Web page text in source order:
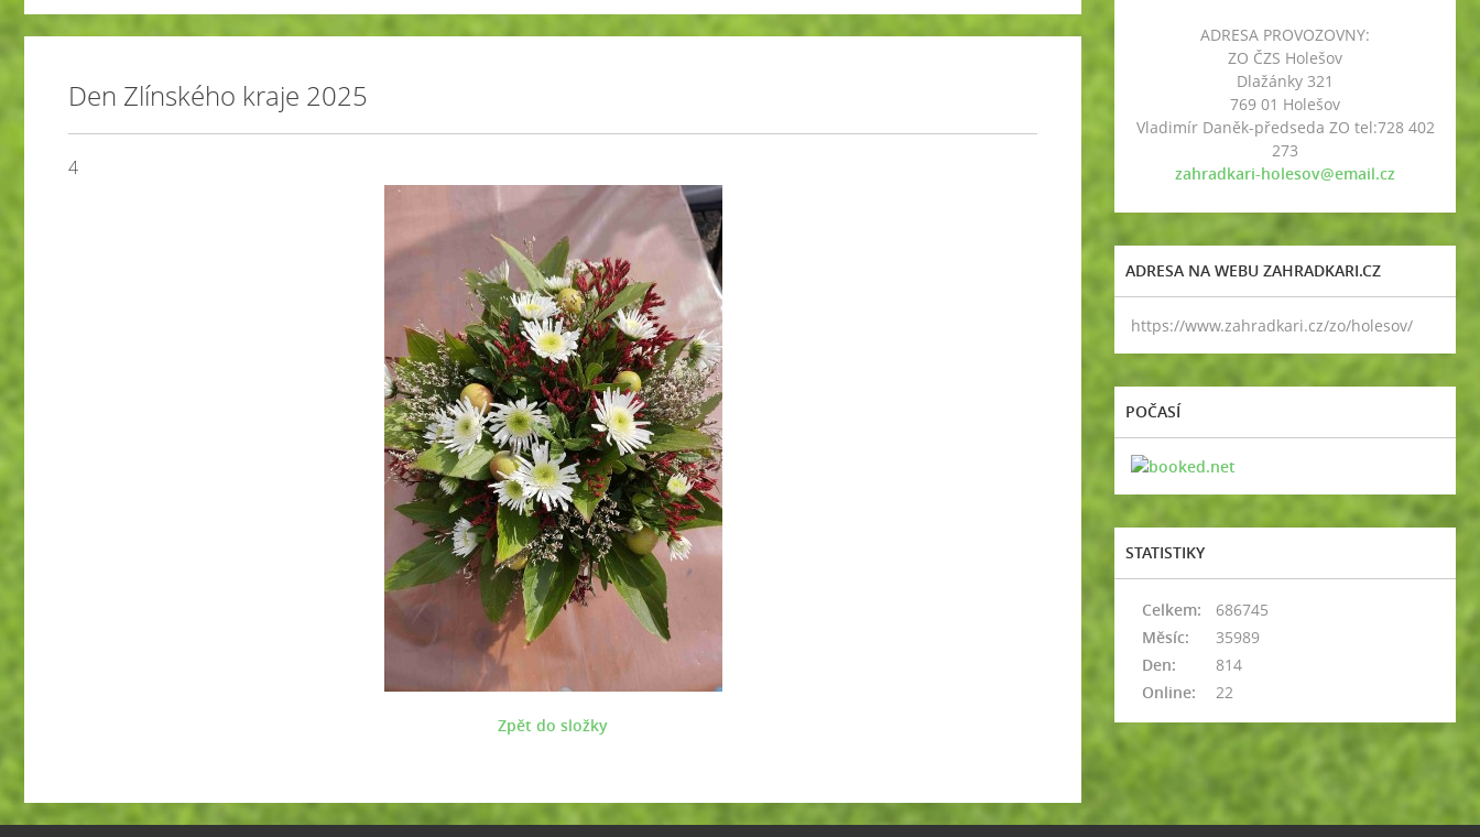
Den Zlínského kraje 2025
4
Zpět do složky
ADRESA PROVOZOVNY:
ZO ČZS Holešov
Dlažánky 321
769 01 Holešov
Vladimír Daněk-předseda ZO tel:728 402
273
zahradkari-holesov@email.cz
ADRESA NA WEBU ZAHRADKARI.CZ
https://www.zahradkari.cz/zo/holesov/
POČASÍ
STATISTIKY
Online: 22
Celkem:
686745
Měsíc:
35989
Den:
814